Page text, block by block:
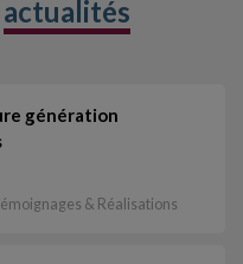
actualités
génération
& Réalisations